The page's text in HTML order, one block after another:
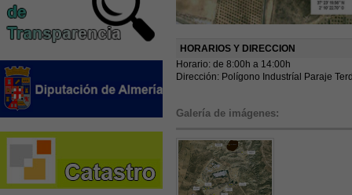
HORARIOS Y DIRECCION
Horario: de 8:00h a 14:00h
Dirección: Polígono Industríal Paraje
Galería de imágenes: